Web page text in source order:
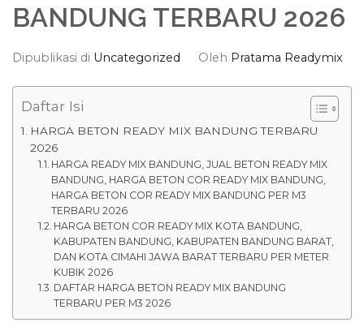
BANDUNG TERBARU 2026
Dipublikasi di Uncategorized Oleh Pratama Readymix
Daftar Isi
HARGA BETON READY MIX BANDUNG TERBARU
2026
HARGA READY MIX BANDUNG, JUAL BETON READY MIX
BANDUNG, HARGA BETON COR READY MIX BANDUNG,
HARGA BETON COR READY MIX BANDUNG PER M3
TERBARU 2026
HARGA BETON COR READY MIX KOTA BANDUNG,
KABUPATEN BANDUNG, KABUPATEN BANDUNG BARAT,
DAN KOTA CIMAHI JAWA BARAT TERBARU PER METER
KUBIK 2026
DAFTAR HARGA BETON READY MIX BANDUNG
TERBARU PER M3 2026